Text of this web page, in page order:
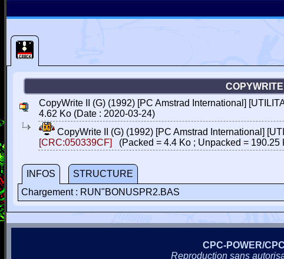
CopyWrite II (G) (1992) [PC Amstrad International]
4.62 Ko (Date : 2020-03-24)
CopyWrite II (G) (1992) [PC Amstrad International]
[CRC:050339CF]
(Packed = 4.4 Ko ; Unpacked = 190.25
INFOS
STRUCTURE
Chargement : RUN"BONUSPR2.BAS
CPC-POWER/
Reproduction sans